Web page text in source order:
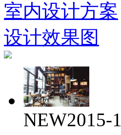
室内设计方案
设计效果图
NEW